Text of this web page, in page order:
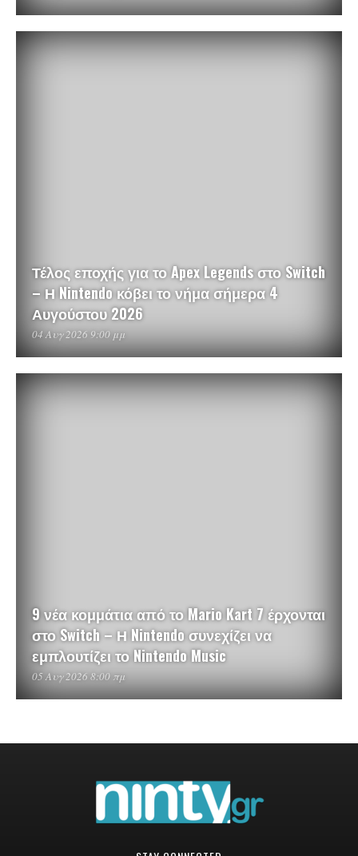
Τέλος εποχής για το Apex Legends στο Switch
– Η Nintendo κόβει το νήμα σήμερα 4
Αυγούστου 2026
04 Αυγ 2026 9:00 μμ
9 νέα κομμάτια από το Mario Kart 7 έρχονται
στο Switch – Η Nintendo συνεχίζει να
εμπλουτίζει το Nintendo Music
05 Αυγ 2026 8:00 πμ